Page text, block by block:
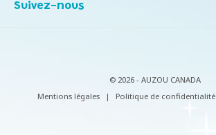
Notre histoire
Infos consommateurs
Suivez-nous
© 2026 - AUZOU CANADA
Mentions légales
| Politique de confidentialité